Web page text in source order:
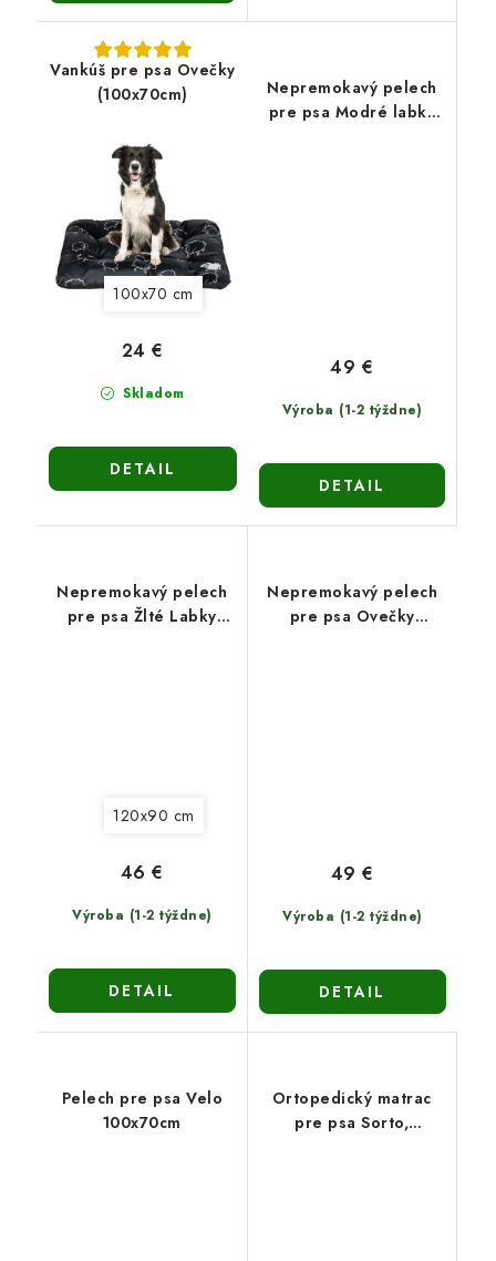
Vankúš pre psa Ovečky
(100x70cm)
100x70 cm
Skladom
24 €
DETAIL
Nepremokavý pelech
pre psa Modré labky
Výroba (1-2 týždne)
49 €
DETAIL
Nepremokavý pelech
pre psa Žlté Labky
120x90 cm
Výroba (1-2 týždne)
46 €
DETAIL
Nepremokavý pelech
pre psa Ovečky
Výroba (1-2 týždne)
49 €
DETAIL
Pelech pre psa Velo
100x70cm
Ortopedický matrac
pre psa Sorto,